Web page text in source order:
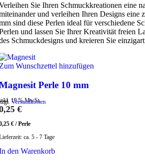
Sie Ihren Schmuckkreationen eine
und verleihen Ihren Designs eine
sind diese Perlen ideal für verschiedene
und lassen Sie Ihrer Kreativität freien
Schmuckdesigns und kreieren Sie
Wunschzettel hinzufügen
Perle 10 mm
19 % MwSt.
Versandkosten
€
€ /Perle
ca. 5 - 7 Tage
den Warenkorb